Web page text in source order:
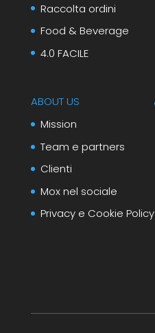
Raccolta ordini
Food & Beverage
4.0 FACILE
ABOUT US
Mission
Team e partners
Clienti
Mox nel sociale
Privacy e Cookie Policy